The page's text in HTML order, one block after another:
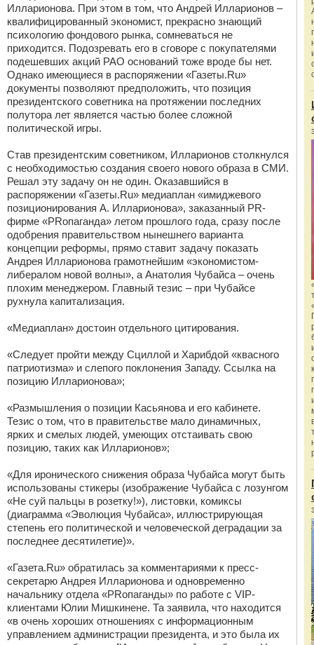
Илларионова. При этом в том, что Андрей Илларионов –
квалифицированный экономист, прекрасно знающий
психологию фондового рынка, сомневаться не
приходится. Подозревать его в сговоре с покупателями
подешевших акций РАО оснований тоже вроде бы нет.
Однако имеющиеся в распоряжении «Газеты.Ru»
документы позволяют предположить, что позиция
президентского советника на протяжении последних
полутора лет является частью более сложной
политической игры.
Став президентским советником, Илларионов столкнулся
с необходимостью создания своего нового образа в СМИ.
Решал эту задачу он не один. Оказавшийся в
распоряжении «Газеты.Ru» медиаплан «имиджевого
позиционирования А. Илларионова», заказанный PR-
фирме «PRопаганда» летом прошлого года, сразу после
одобрения правительством нынешнего варианта
концепции реформы, прямо ставит задачу показать
Андрея Илларионова грамотнейшим «экономистом-
либералом новой волны», а Анатолия Чубайса – очень
плохим менеджером. Главный тезис – при Чубайсе
рухнула капитализация.
«Медиаплан» достоин отдельного цитирования.
«Следует пройти между Сциллой и Харибдой «квасного
патриотизма» и слепого поклонения Западу. Ссылка на
позицию Илларионова»;
«Размышления о позиции Касьянова и его кабинете.
Тезис о том, что в правительстве мало динамичных,
ярких и смелых людей, умеющих отстаивать свою
позицию, таких как Илларионов»;
«Для иронического снижения образа Чубайса могут быть
использованы стикеры (изображение Чубайса с лозунгом
«Не суй пальцы в розетку!»), листовки, комиксы
(диаграмма «Эволюция Чубайса», иллюстрирующая
степень его политической и человеческой деградации за
последнее десятилетие)».
«Газета.Ru» обратилась за комментариями к пресс-
секретарю Андрея Илларионова и одновременно
начальнику отдела «PRопаганды» по работе с VIP-
клиентами Юлии Мишкинене. Та заявила, что находится
«в очень хороших отношениях с информационным
управлением администрации президента, и это была их